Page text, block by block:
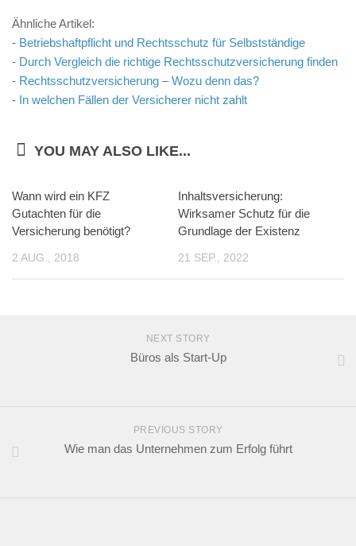
Ähnliche Artikel:
- Betriebshaftpflicht und Rechtsschutz für Selbstständige
- Durch Vergleich die richtige Rechtsschutzversicherung finden
- Rechtsschutzversicherung – Wozu denn das?
- In welchen Fällen der Versicherer nicht zahlt
YOU MAY ALSO LIKE...
Wann wird ein KFZ
Gutachten für die
Versicherung benötigt?
2 AUG., 2018
Inhaltsversicherung:
Wirksamer Schutz für die
Grundlage der Existenz
21 SEP., 2022
NEXT STORY
Büros als Start-Up
PREVIOUS STORY
Wie man das Unternehmen zum Erfolg führt